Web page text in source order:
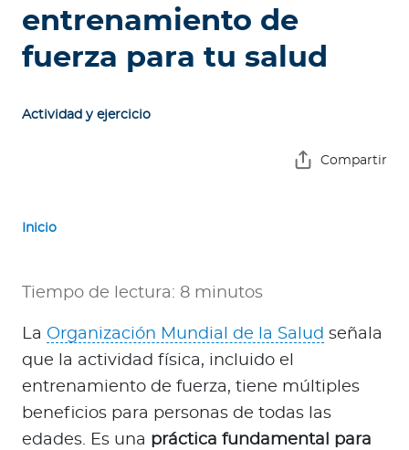
A
d
entrenamiento de
fuerza para tu salud
Actividad y ejercicio
Compartir
Inicio
Tiempo de lectura: 8 minutos
La Organización Mundial de la Salud señala
que la actividad física, incluido el
entrenamiento de fuerza, tiene múltiples
beneficios para personas de todas las
edades. Es una práctica fundamental para